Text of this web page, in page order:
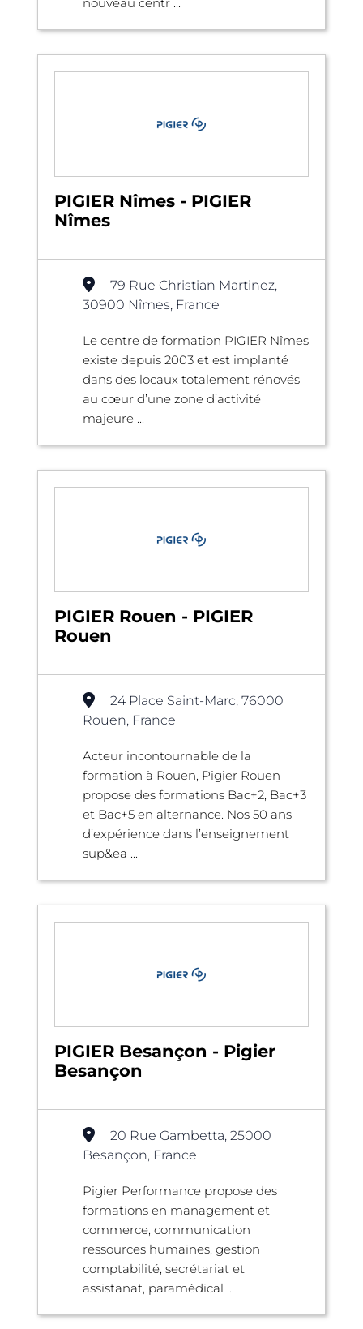
PIGIER Nîmes - PIGIER
Nîmes
79 Rue Christian Martinez,
30900 Nîmes, France
Le centre de formation PIGIER Nîmes
existe depuis 2003 et est implanté
dans des locaux totalement rénovés
au cœur d’une zone d’activité
majeure ...
PIGIER Rouen - PIGIER
Rouen
24 Place Saint-Marc, 76000
Rouen, France
Acteur incontournable de la
formation à Rouen, Pigier Rouen
propose des formations Bac+2, Bac+3
et Bac+5 en alternance. Nos 50 ans
d’expérience dans l’enseignement
sup&ea ...
PIGIER Besançon - Pigier
Besançon
20 Rue Gambetta, 25000
Besançon, France
Pigier Performance propose des
formations en management et
commerce, communication
ressources humaines, gestion
comptabilité, secrétariat et
assistanat, paramédical ...